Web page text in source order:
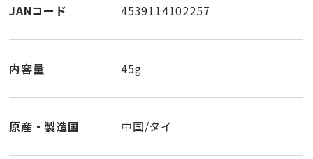
JANコード 4539114102257
内容量 45g
原産・製造国 中国/タイ